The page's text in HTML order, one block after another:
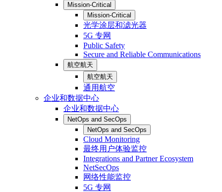
Mission-Critical
Mission-Critical
光学涂层和滤光器
5G 专网
Public Safety
Secure and Reliable Communications
航空航天
航空航天
通用航空
企业和数据中心
企业和数据中心
NetOps and SecOps
NetOps and SecOps
Cloud Monitoring
最终用户体验监控
Integrations and Partner Ecosystem
NetSecOps
网络性能监控
5G 专网